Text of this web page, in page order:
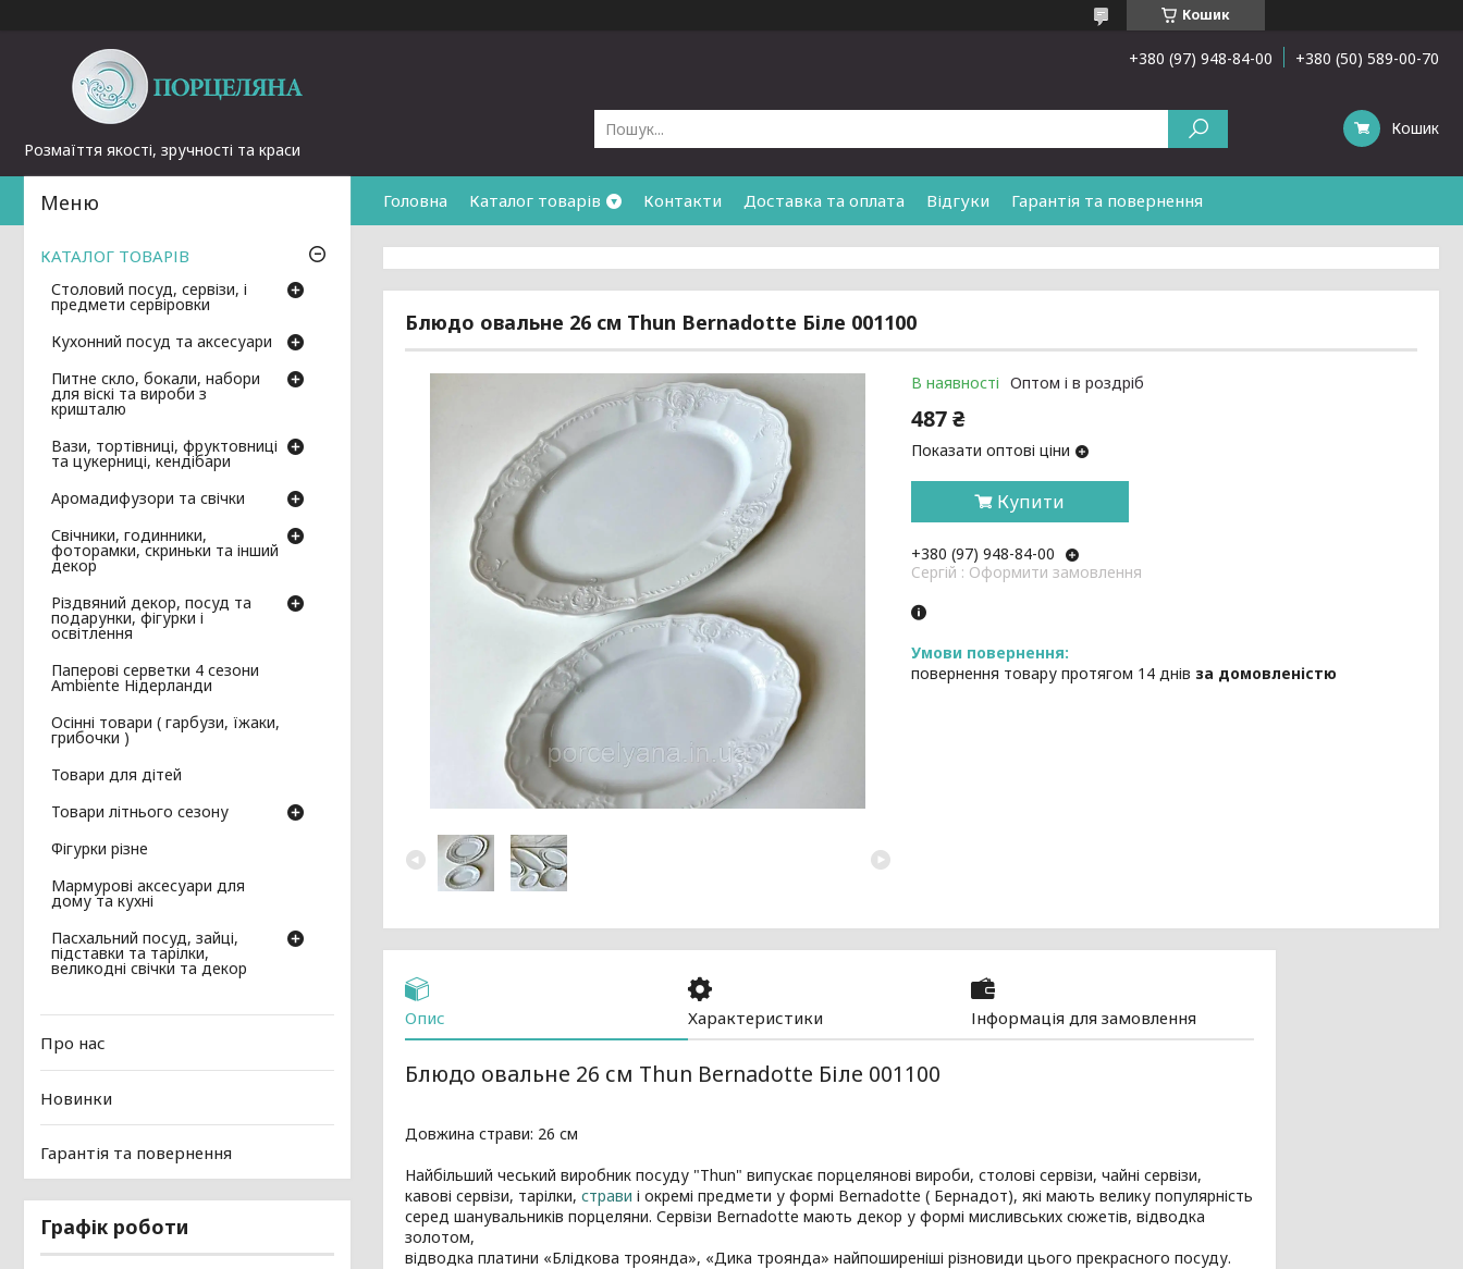
Кошик
Розмаїття якості, зручності та краси
+380 (97) 948-84-00 +380 (50) 589-00-70
Кошик
Головна Каталог товарів Контакти Доставка та оплата Відгуки Гарантія та повернення
Блюдо овальне 26 см Thun Bernadotte Біле 001100
В наявності Оптом і в роздріб
487 ₴
Показати оптові ціни
Купити
+380 (97) 948-84-00
Cергій : Оформити замовлення
повернення товару протягом 14 днів за домовленістю
Опис Характеристики Інформація для замовлення
Блюдо овальне 26 см Thun Bernadotte Біле 001100
Довжина страви: 26 см
Найбільший чеський виробник посуду "Thun" випускає порцелянові вироби, столові сервізи, чайні сервізи,
кавові сервізи, тарілки, страви і окремі предмети у формі Bernadotte ( Бернадот), які мають велику популярність
серед шанувальників порцеляни. Сервізи Bernadotte мають декор у формі мисливських сюжетів, відводка
золотом,
відводка платини «Блідкова троянда», «Дика троянда» найпоширеніші різновиди цього прекрасного посуду.
КАТАЛОГ ТОВАРІВ
Столовий посуд, сервізи, і
предмети сервіровки
Кухонний посуд та аксесуари
Питне скло, бокали, набори
для віскі та вироби з
кришталю
Вази, тортівниці, фруктовниці
та цукерниці, кендібари
Аромадифузори та свічки
Свічники, годинники,
фоторамки, скриньки та інший
декор
Різдвяний декор, посуд та
подарунки, фігурки і
освітлення
Паперові серветки 4 сезони
Ambiente Нідерланди
Осінні товари ( гарбузи, їжаки,
грибочки )
Товари для дітей
Товари літнього сезону
Фігурки різне
Мармурові аксесуари для
дому та кухні
Пасхальний посуд, зайці,
підставки та тарілки,
великодні свічки та декор
Про нас
Новинки
Гарантія та повернення
Графік роботи